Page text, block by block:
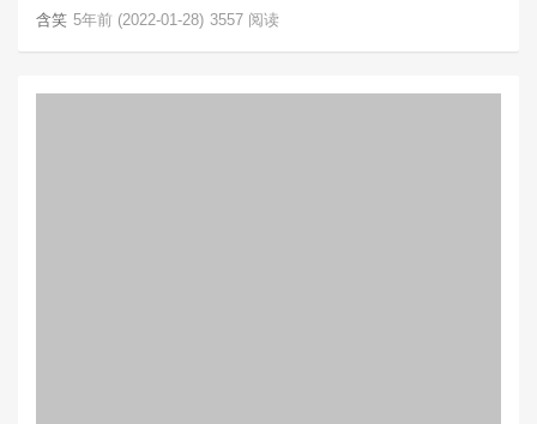
含笑 5年前 (2022-01-28) 3557 阅读